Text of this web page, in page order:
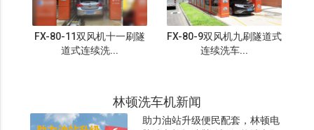
FX-80-11双风机十一刷隧
道式连续洗...
FX-80-9双风机九刷隧道式
连续洗车...
林顿洗车机新闻
助力油站升级便民配套，林顿电